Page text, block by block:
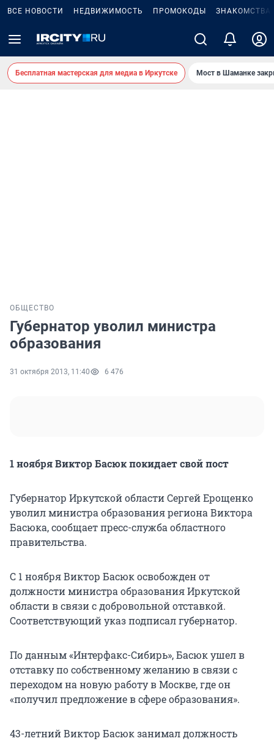
ВСЕ НОВОСТИ НЕДВИЖИМОСТЬ ПРОМОКОДЫ ЗНАКОМСТВА
Бесплатная мастерская для медиа в Иркутске Мост в Шаманке
ОБЩЕСТВО
Губернатор уволил министра
образования
31 октября 2013, 11:40 6 476
1 ноября Виктор Басюк покидает свой пост
Губернатор Иркутской области Сергей Ерощенко
уволил министра образования региона Виктора
Басюка, сообщает пресс-служба областного
правительства.
С 1 ноября Виктор Басюк освобожден от
должности министра образования Иркутской
области в связи с добровольной отставкой.
Соответствующий указ подписал губернатор.
По данным «Интерфакс-Сибирь», Басюк ушел в
отставку по собственному желанию в связи с
переходом на новую работу в Москве, где он
«получил предложение в сфере образования».
43-летний Виктор Басюк занимал должность